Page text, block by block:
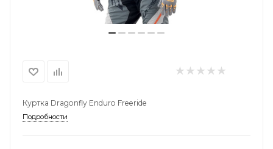
Куртка Dragonfly Enduro Freeride
Подробности